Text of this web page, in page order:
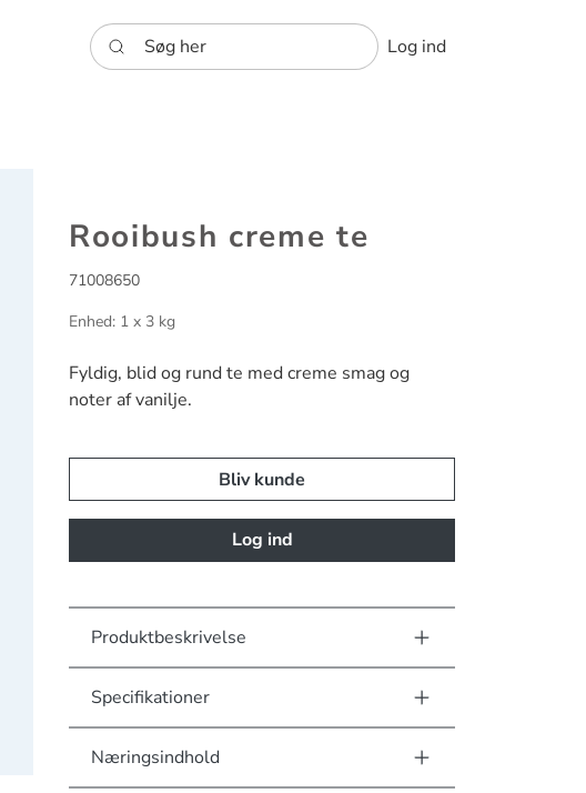
Søg her Log ind
Rooibush creme te
71008650
Enhed: 1 x 3 kg
Fyldig, blid og rund te med creme smag og
noter af vanilje.
Bliv kunde
Log ind
Produktbeskrivelse
Specifikationer
Næringsindhold